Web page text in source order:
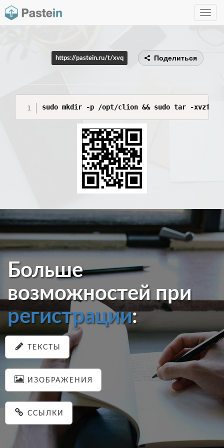
Toggle
https://pastein.ru/t/xvq Поделиться
Больше
возможностей при
регистрации:
ТЕКСТЫ
ИЗОБРАЖЕНИЯ
ССЫЛКИ